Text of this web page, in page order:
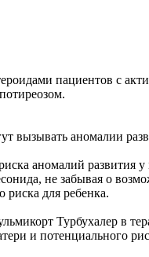
пациентов с
вызывать аномалии
аномалий развития у
не забывая о
риска для ребенка.
Турбухалер в
и потенциального